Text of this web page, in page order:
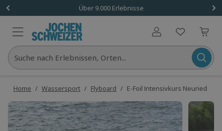
Über 9.000 Erlebnisse
Benutzerkonto
Suche nach Erlebnissen, Orten...
Home / Wassersport / Flyboard / E-Foil Intensivkurs Neuried